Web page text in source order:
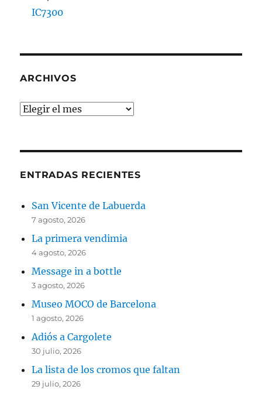
IC7300
ARCHIVOS
Archivos
ENTRADAS RECIENTES
San Vicente de Labuerda
7 agosto, 2026
La primera vendimia
4 agosto, 2026
Message in a bottle
3 agosto, 2026
Museo MOCO de Barcelona
1 agosto, 2026
Adiós a Cargolete
30 julio, 2026
La lista de los cromos que faltan
29 julio, 2026